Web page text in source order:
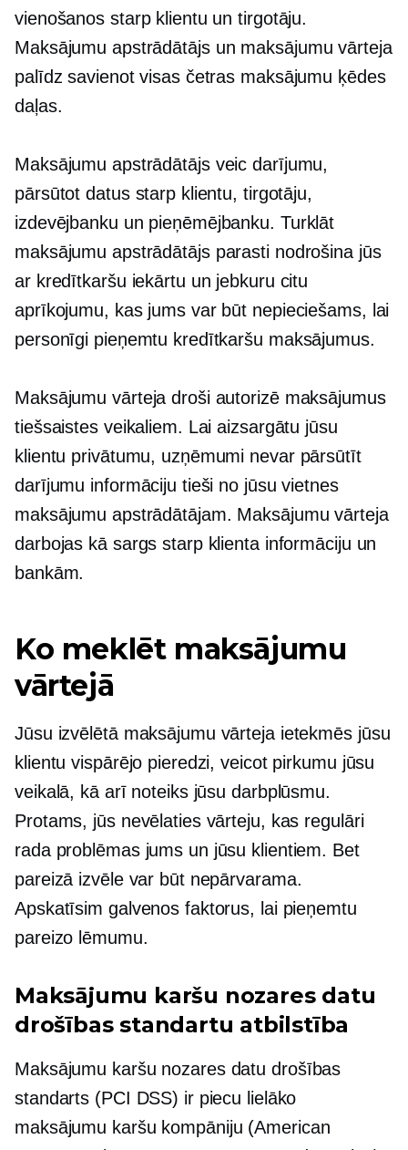
vienošanos starp klientu un tirgotāju.
Maksājumu apstrādātājs un maksājumu vārteja
palīdz savienot visas četras maksājumu ķēdes
daļas.
Maksājumu apstrādātājs veic darījumu,
pārsūtot datus starp klientu, tirgotāju,
izdevējbanku un pieņēmējbanku. Turklāt
maksājumu apstrādātājs parasti nodrošina jūs
ar kredītkaršu iekārtu un jebkuru citu
aprīkojumu, kas jums var būt nepieciešams, lai
personīgi pieņemtu kredītkaršu maksājumus.
Maksājumu vārteja droši autorizē maksājumus
tiešsaistes veikaliem. Lai aizsargātu jūsu
klientu privātumu, uzņēmumi nevar pārsūtīt
darījumu informāciju tieši no jūsu vietnes
maksājumu apstrādātājam. Maksājumu vārteja
darbojas kā sargs starp klienta informāciju un
bankām.
Ko meklēt maksājumu
vārtejā
Jūsu izvēlētā maksājumu vārteja ietekmēs jūsu
klientu vispārējo pieredzi, veicot pirkumu jūsu
veikalā, kā arī noteiks jūsu darbplūsmu.
Protams, jūs nevēlaties vārteju, kas regulāri
rada problēmas jums un jūsu klientiem. Bet
pareizā izvēle var būt nepārvarama.
Apskatīsim galvenos faktorus, lai pieņemtu
pareizo lēmumu.
Maksājumu karšu nozares datu
drošības standartu atbilstība
Maksājumu karšu nozares datu drošības
standarts (PCI DSS) ir piecu lielāko
maksājumu karšu kompāniju (American